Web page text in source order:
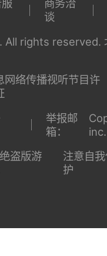
商务洽
谈
rights reserved.
网络传播视听节目许
举报邮
箱：
盗版游
注意自
护